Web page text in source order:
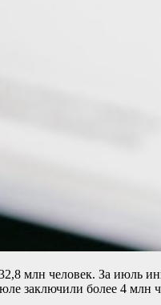
млн человек. За июль
заключили более 4 млн